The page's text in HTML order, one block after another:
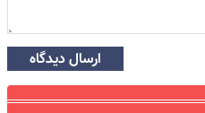
ارسال دیدگاه